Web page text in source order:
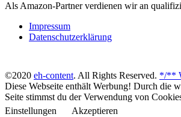
Als Amazon-Partner verdienen wir an
Impressum
Datenschutzerklärung
©2020 eh-content. All Rights Reserved. */**
Diese Webseite enthält Werbung! Durch die
Seite stimmst du der Verwendung von
Einstellungen
Akzeptieren